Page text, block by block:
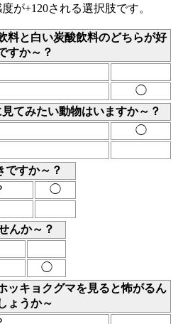
+120される選択肢です。
料と白い炭酸飲料のどちらが好
すか～？
◯
てみたい動物はいますか～？
◯
ですか～？
◯
んか～？
◯
ッキョクグマを見ると怖がるん
ょうか～